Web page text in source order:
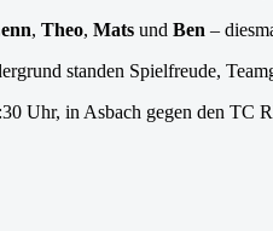
, Theo, Mats und Ben –
standen Spielfreude,
Uhr, in Asbach gegen den TC